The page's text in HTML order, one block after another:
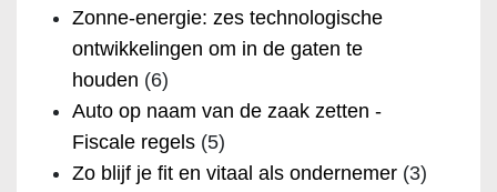
Zonne-energie: zes technologische
ontwikkelingen om in de gaten te
houden (6)
Auto op naam van de zaak zetten -
Fiscale regels (5)
Zo blijf je fit en vitaal als ondernemer (3)